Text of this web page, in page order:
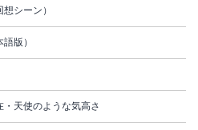
シーン）
版）
天使のような気高さ